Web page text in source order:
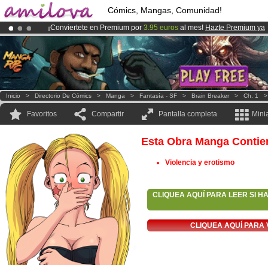
Cómics, Mangas, Comunidad!
¡Conviertete en Premium por 3.95 euros al mes! Hazte Premium ya
¡El Kickstarter Amilova está desormado lanzado!.
¡Ya tenemos 100000miembrosy 1000 Cómics y Mangas!.
Inicio > Directorio De Cómics > Manga > Fantasía - SF > Brain Breaker > Ch. 1
Favoritos Compartir Pantalla completa
Esta Obra Manga
Violencia y erotismo
CLIQUEA AQUÍ PARA LEER SI
CLIQUEA AQUÍ PARA